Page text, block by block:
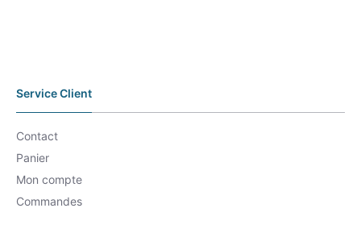
Service Client
Contact
Panier
Mon compte
Commandes